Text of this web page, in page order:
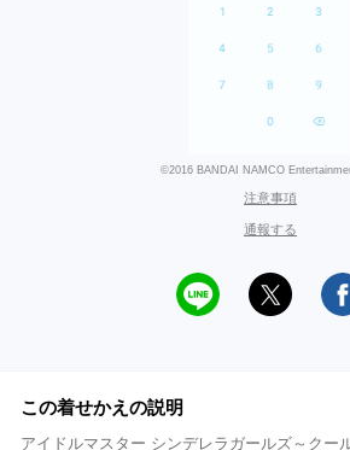
©2016 BANDAI NAMCO
注意事項
通報する
この着せかえの説明
アイドルマスター シンデレラガールズ～クー